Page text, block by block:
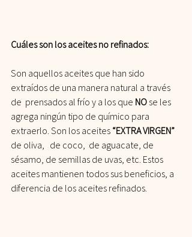
Cuáles son los aceites no refinados:
Son aquellos aceites que han sido
extraídos de una manera natural a través
de  prensados al frío y a los que NO se les
agrega ningún tipo de químico para
extraerlo. Son los aceites “EXTRA VIRGEN”
de oliva,   de coco,  de aguacate, de
sésamo, de semillas de uvas, etc. Estos
aceites mantienen todos sus beneficios, a
diferencia de los aceites refinados.